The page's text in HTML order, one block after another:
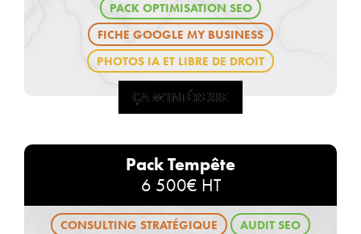
PACK OPTIMISATION SEO
FICHE GOOGLE MY BUSINESS
PHOTOS IA ET LIBRE DE DROIT
ÇA M'INTÉRESSE
ÇA M'INTÉRESSE
Pack Tempête
6 500€ HT
CONSULTING STRATÉGIQUE
AUDIT SEO